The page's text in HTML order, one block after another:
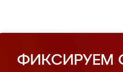
ФИКСИРУЕМ